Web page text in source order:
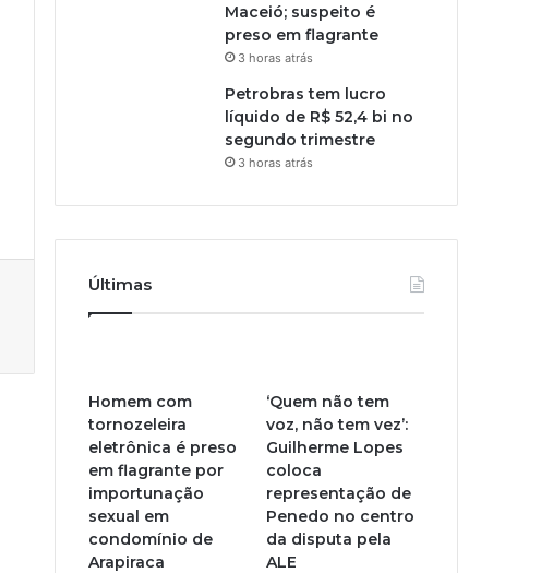
Maceió; suspeito é
preso em flagrante
3 horas atrás
Petrobras tem lucro
líquido de R$ 52,4 bi no
segundo trimestre
3 horas atrás
Últimas
Homem com
tornozeleira
eletrônica é preso
em flagrante por
importunação
sexual em
condomínio de
Arapiraca
‘Quem não tem
voz, não tem vez’:
Guilherme Lopes
coloca
representação de
Penedo no centro
da disputa pela
ALE